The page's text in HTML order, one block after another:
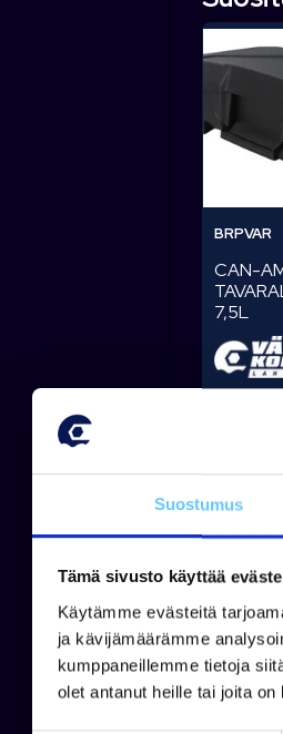
Suostumus
Tämä sivusto käyttää
Käytämme evästeitä
ja kävijämäärämme
kumppaneillemme tietoja
olet antanut heille tai joita
BRPVAR
CAN-
7,5L
79,00 €
Kysy